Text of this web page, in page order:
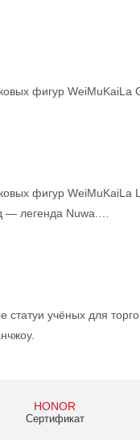
фигур WeiMuKaiLa
фигур WeiMuKaiLa
— легенда Nuwa.
статуи учёных для
HONOR
Сертификат